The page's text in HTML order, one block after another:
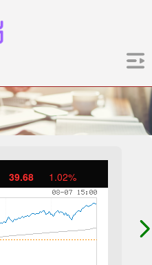
39.68 1.02%